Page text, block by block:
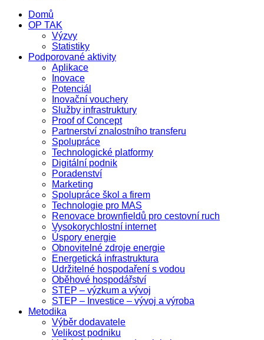
Domů
OP TAK
Výzvy
Statistiky
Podporované aktivity
Aplikace
Inovace
Potenciál
Inovační vouchery
Služby infrastruktury
Proof of Concept
Partnerství znalostního transferu
Spolupráce
Technologické platformy
Digitální podnik
Poradenství
Marketing
Spolupráce škol a firem
Technologie pro MAS
Renovace brownfieldů pro cestovní ruch
Vysokorychlostní internet
Úspory energie
Obnovitelné zdroje energie
Energetická infrastruktura
Udržitelné hospodaření s vodou
Oběhové hospodářství
STEP – výzkum a vývoj
STEP – Investice – vývoj a výroba
Metodika
Výběr dodavatele
Velikost podniku